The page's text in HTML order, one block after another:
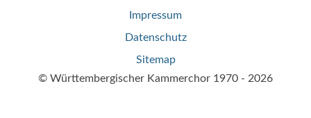
Impressum
Datenschutz
Sitemap
© Württembergischer Kammerchor 1970 - 2026